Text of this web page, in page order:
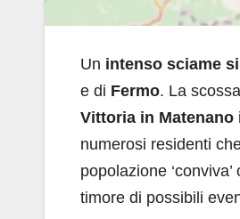
Un intenso sciame
e di Fermo. La
Vittoria in Matenano
numerosi residenti
popolazione ‘conviva’
timore di possibili